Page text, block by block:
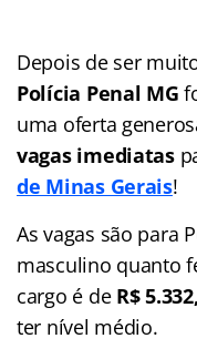
Depois de ser
Polícia Penal MG
uma oferta
vagas imediatas
de Minas Gerais!
As vagas são para
masculino quanto
cargo é de R$
ter nível médio.